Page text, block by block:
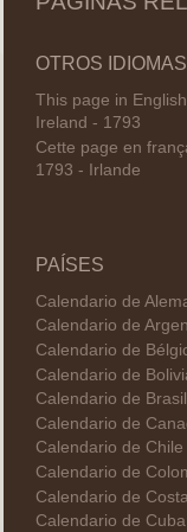
OTROS IDIOMAS
This page in
Ireland - 1793
Cette page en
1793 - Irlande
PAÍSES
Calendario de
Calendario de
Calendario de
Calendario de
Calendario de
Calendario de
Calendario de
Calendario de
Calendario de
Calendario de